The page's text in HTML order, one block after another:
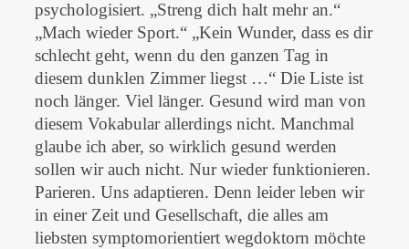
psychologisiert. „Streng dich halt mehr an.“
„Mach wieder Sport.“ „Kein Wunder, dass es dir
schlecht geht, wenn du den ganzen Tag in
diesem dunklen Zimmer liegst …“ Die Liste ist
noch länger. Viel länger. Gesund wird man von
diesem Vokabular allerdings nicht. Manchmal
glaube ich aber, so wirklich gesund werden
sollen wir auch nicht. Nur wieder funktionieren.
Parieren. Uns adaptieren. Denn leider leben wir
in einer Zeit und Gesellschaft, die alles am
liebsten symptomorientiert wegdoktorn möchte